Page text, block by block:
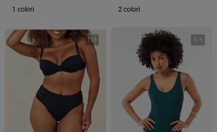
1 colori 2 colori
1/ 3 1 / 5